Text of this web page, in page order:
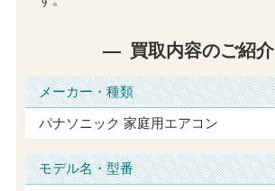
買取内容のご紹介
メーカー・種類
パナソニック 家庭用エアコン
モデル名・型番